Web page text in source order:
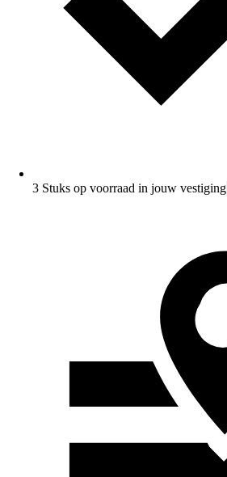
3 Stuks op voorraad in jouw vestiging